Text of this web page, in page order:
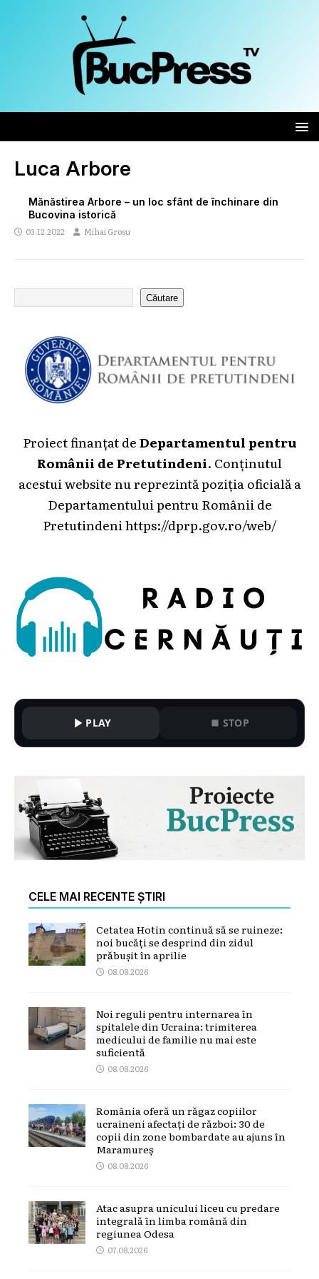
Luca Arbore
Mănăstirea Arbore – un loc sfânt de închinare din
Bucovina istorică
03.12.2022 Mihai Grosu
Căutare
Proiect finanțat deDepartamentul pentru
Românii de Pretutindeni. Conținutul
acestui website nu reprezintă poziția oficială a
Departamentului pentru Românii de
Pretutindenihttps://dprp.gov.ro/web/
PLAY STOP
CELE MAI RECENTE ȘTIRI
Cetatea Hotin continuă să se ruineze:
noi bucăți se desprind din zidul
prăbușit în aprilie
08.08.2026
Noi reguli pentru internarea în
spitalele din Ucraina: trimiterea
medicului de familie nu mai este
suficientă
08.08.2026
România oferă un răgaz copiilor
ucraineni afectați de război: 30 de
copii din zone bombardate au ajuns în
Maramureș
08.08.2026
Atac asupra unicului liceu cu predare
integrală în limba română din
regiunea Odesa
07.08.2026